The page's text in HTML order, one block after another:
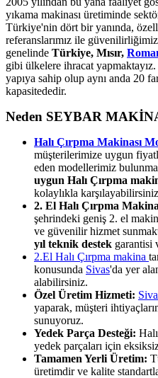
yıkama makinası üretiminde
Türkiye'nin dört bir yanında,
referanslarımız ile
genelinde Türkiye, Mısır,
gibi ülkelere ihracat
yapıya sahip olup aynı anda 20
kapasitededir.
Neden SEYBAR
Halı Çırpma Makinası
müşterilerimize uygun
eden modellerimiz
uygun Halı Çırpma
kolaylıkla
2. El Halı Çırpma
şehrindeki geniş 2. el
ve güvenilir hizmet
yıl teknik destek garantisi
2.El Halı Çırpma makina
konusunda Sivas'da yer
alabilirsiniz.
Özel Üretim Hizmeti:
yaparak, müşteri
sunuyoruz.
Yedek Parça Desteği:
yedek parçaları için
Tamamen Yerli Üretim:
üretimdir ve kalite